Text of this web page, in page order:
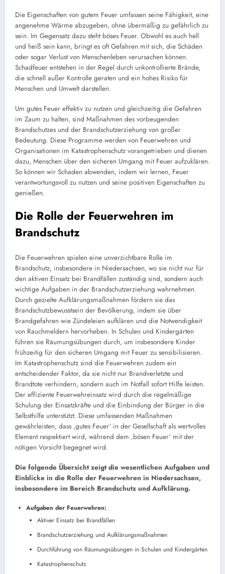
Die Eigenschaften von gutem Feuer umfassen seine Fähigkeit, eine
angenehme Wärme abzugeben, ohne übermäßig zu gefährlich zu
sein. Im Gegensatz dazu steht böses Feuer. Obwohl es auch hell
und heiß sein kann, bringt es oft Gefahren mit sich, die Schäden
oder sogar Verlust von Menschenleben verursachen können.
Schadfeuer entstehen in der Regel durch unkontrollierte Brände,
die schnell außer Kontrolle geraten und ein hohes Risiko für
Menschen und Umwelt darstellen.
Um gutes Feuer effektiv zu nutzen und gleichzeitig die Gefahren
im Zaum zu halten, sind Maßnahmen des vorbeugenden
Brandschutzes und der Brandschutzerziehung von großer
Bedeutung. Diese Programme werden von Feuerwehren und
Organisationen im Katastrophenschutz vorangetrieben und dienen
dazu, Menschen über den sicheren Umgang mit Feuer aufzuklären.
So können wir Schaden abwenden, indem wir lernen, Feuer
verantwortungsvoll zu nutzen und seine positiven Eigenschaften zu
genießen.
Die Rolle der Feuerwehren im
Brandschutz
Die Feuerwehren spielen eine unverzichtbare Rolle im
Brandschutz, insbesondere in Niedersachsen, wo sie nicht nur für
den aktiven Einsatz bei Brandfällen zuständig sind, sondern auch
wichtige Aufgaben in der Brandschutzerziehung wahrnehmen.
Durch gezielte Aufklärungsmaßnahmen fördern sie das
Brandschutzbewusstsein der Bevölkerung, indem sie über
Brandgefahren wie Zündeleien aufklären und die Notwendigkeit
von Rauchmeldern hervorheben. In Schulen und Kindergärten
führen sie Räumungsübungen durch, um insbesondere Kinder
frühzeitig für den sicheren Umgang mit Feuer zu sensibilisieren.
Im Katastrophenschutz sind die Feuerwehren zudem ein
entscheidender Faktor, da sie nicht nur Brandverletzte und
Brandtote verhindern, sondern auch im Notfall sofort Hilfe leisten.
Der effiziente Feuerwehreinsatz wird durch die regelmäßige
Schulung der Einsatzkräfte und die Einbindung der Bürger in die
Selbsthilfe unterstützt. Diese umfassenden Maßnahmen
gewährleisten, dass ‚gutes Feuer‘ in der Gesellschaft als wertvolles
Element respektiert wird, während dem ‚bösen Feuer‘ mit der
nötigen Vorsicht begegnet wird.
Die folgende Übersicht zeigt die wesentlichen Aufgaben und
Einblicke in die Rolle der Feuerwehren in Niedersachsen,
insbesondere im Bereich Brandschutz und Aufklärung.
Aufgaben der Feuerwehren:
Aktiver Einsatz bei Brandfällen
Brandschutzerziehung und Aufklärungsmaßnahmen
Durchführung von Räumungsübungen in Schulen und Kindergärten
Katastrophenschutz